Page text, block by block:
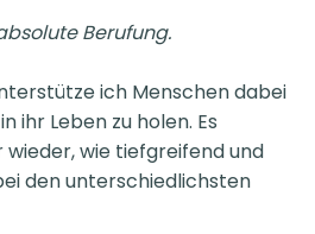
Berufung.
ich Menschen dabei
ihr Leben zu holen. Es
wie tiefgreifend und
den unterschiedlichsten